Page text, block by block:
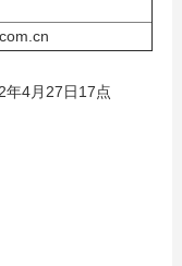
年4月27日17点